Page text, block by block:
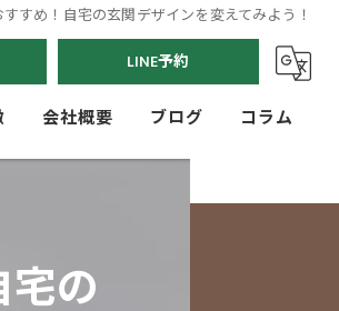
すめ！自宅の玄関デザインを変えてみよう！
LINE予約
チ
会社概要 ブログ コラム
の